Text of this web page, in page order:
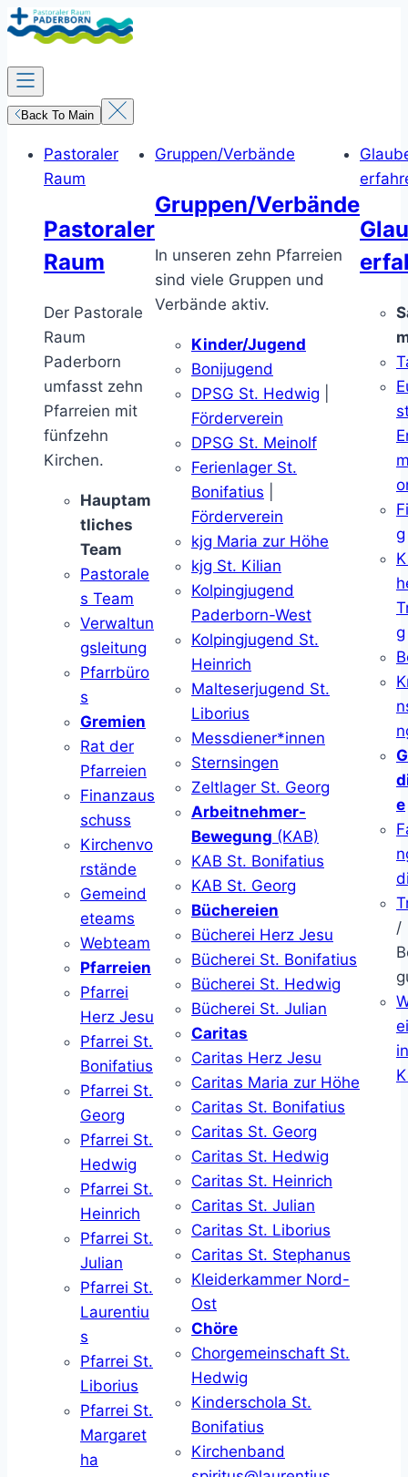
Zum
Inhalt
springen
Back To Main
Pastoraler
Raum
Pastoraler
Raum
Der Pastorale
Raum
Paderborn
umfasst zehn
Pfarreien mit
fünfzehn
Kirchen.
Hauptam
tliches
Team
Pastorale
s Team
Verwaltun
gsleitung
Pfarrbüro
s
Gremien
Rat der
Pfarreien
Finanzaus
schuss
Kirchenvo
rstände
Gemeind
eteams
Webteam
Pfarreien
Pfarrei
Herz Jesu
Pfarrei St.
Bonifatius
Pfarrei St.
Georg
Pfarrei St.
Hedwig
Pfarrei St.
Heinrich
Pfarrei St.
Julian
Pfarrei St.
Laurentiu
s
Pfarrei St.
Liborius
Pfarrei St.
Margaret
ha
Gruppen/Verbände
Gruppen/Verbände
In unseren zehn Pfarreien
sind viele Gruppen und
Verbände aktiv.
Kinder/Jugend
Bonijugend
DPSG St. Hedwig
Förderverein
DPSG St. Meinolf
Ferienlager St.
Bonifatius
Förderverein
kjg Maria zur Höhe
kjg St. Kilian
Kolpingjugend
Paderborn-West
Kolpingjugend St.
Heinrich
Malteserjugend St.
Liborius
Messdiener*innen
Sternsingen
Zeltlager St. Georg
Arbeitnehmer-
Bewegung (KAB)
KAB St. Bonifatius
KAB St. Georg
Büchereien
Bücherei Herz Jesu
Bücherei St. Bonifatius
Bücherei St. Hedwig
Bücherei St. Julian
Caritas
Caritas Herz Jesu
Caritas Maria zur Höhe
Caritas St. Bonifatius
Caritas St. Georg
Caritas St. Hedwig
Caritas St. Heinrich
Caritas St. Julian
Caritas St. Liborius
Caritas St. Stephanus
Kleiderkammer Nord-
Ost
Chöre
Chorgemeinschaft St.
Hedwig
Kinderschola St.
Bonifatius
Kirchenband
g
g
e
/